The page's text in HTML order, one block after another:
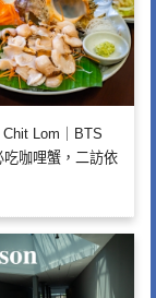
Chit Lom｜BTS
咖哩蟹，二訪依